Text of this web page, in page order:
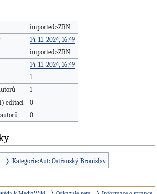
imported>ZRN
14. 11. 2024, 16:49
imported>ZRN
14. 11. 2024, 16:49
1
1
editací
0
0
Kategorie:Aut: Ostřanský Bronislav